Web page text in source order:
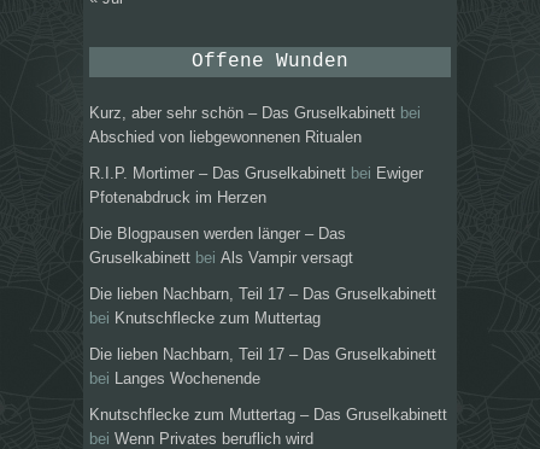
Offene Wunden
Kurz, aber sehr schön – Das Gruselkabinett bei
Abschied von liebgewonnenen Ritualen
R.I.P. Mortimer – Das Gruselkabinett bei Ewiger
Pfotenabdruck im Herzen
Die Blogpausen werden länger – Das
Gruselkabinett bei Als Vampir versagt
Die lieben Nachbarn, Teil 17 – Das Gruselkabinett
bei Knutschflecke zum Muttertag
Die lieben Nachbarn, Teil 17 – Das Gruselkabinett
bei
Langes Wochenende
Knutschflecke zum Muttertag – Das Gruselkabinett
bei Wenn Privates beruflich wird